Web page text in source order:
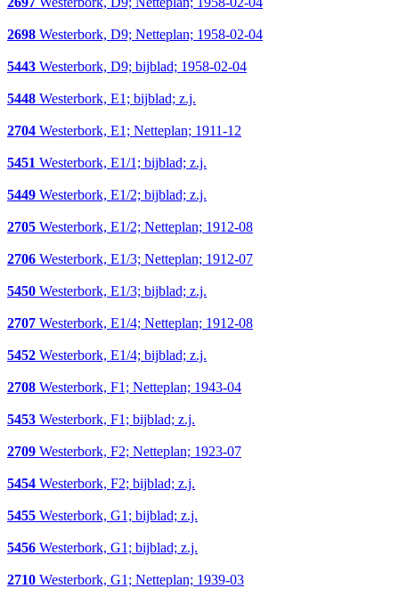
2698 Westerbork, D9; Netteplan; 1958-02-04
5443 Westerbork, D9; bijblad; 1958-02-04
5448 Westerbork, E1; bijblad; z.j.
2704 Westerbork, E1; Netteplan; 1911-12
5451 Westerbork, E1/1; bijblad; z.j.
5449 Westerbork, E1/2; bijblad; z.j.
2705 Westerbork, E1/2; Netteplan; 1912-08
2706 Westerbork, E1/3; Netteplan; 1912-07
5450 Westerbork, E1/3; bijblad; z.j.
2707 Westerbork, E1/4; Netteplan; 1912-08
5452 Westerbork, E1/4; bijblad; z.j.
2708 Westerbork, F1; Netteplan; 1943-04
5453 Westerbork, F1; bijblad; z.j.
2709 Westerbork, F2; Netteplan; 1923-07
5454 Westerbork, F2; bijblad; z.j.
5455 Westerbork, G1; bijblad; z.j.
5456 Westerbork, G1; bijblad; z.j.
2710 Westerbork, G1; Netteplan; 1939-03